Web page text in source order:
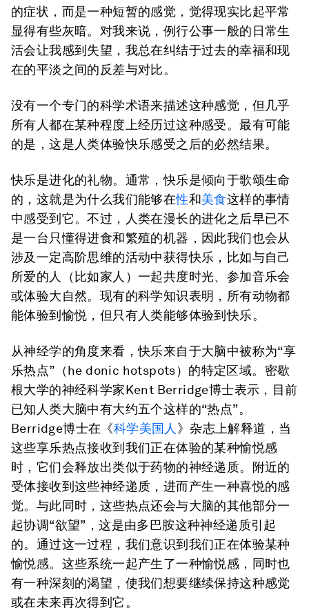
的症状，而是一种短暂的感觉，觉得现实比起平常
显得有些灰暗。对我来说，例行公事一般的日常生
活会让我感到失望，我总在纠结于过去的幸福和现
在的平淡之间的反差与对比。
没有一个专门的科学术语来描述这种感觉，但几乎
所有人都在某种程度上经历过这种感受。最有可能
的是，这是人类体验快乐感受之后的必然结果。
快乐是进化的礼物。通常，快乐是倾向于歌颂生命
的，这就是为什么我们能够在性和美食这样的事情
中感受到它。不过，人类在漫长的进化之后早已不
是一台只懂得进食和繁殖的机器，因此我们也会从
涉及一定高阶思维的活动中获得快乐，比如与自己
所爱的人（比如家人）一起共度时光、参加音乐会
或体验大自然。现有的科学知识表明， 所有动物都
能体验到愉悦，但只有人类能够体验到快乐。
从神经学的角度来看，快乐来自于大脑中被称为“享
乐热点”（he donic hotspots）的特定区域。密歇
根大学的神经科学家Kent Berridge博士表示，目前
已知人类大脑中有大约五个这样的“热点”。
Berridge博士在《科学美国人 》杂志上解释道，当
这些享乐热点接收到我们正在体验的某种愉悦感
时，它们会释放出类似于药物的神经递质。附近的
受体接收到这些神经递质，进而产生一种喜悦的感
觉。与此同时，这些热点还会与大脑的其他部分一
起协调“欲望”，这是由多巴胺这种神经递质引起
的。通过这一过程，我们意识到我们正在体验某种
愉悦感。这些系统一起产生了一种愉悦感，同时也
有一种深刻的渴望，使我们想要继续保持这种感觉
或在未来再次得到它。